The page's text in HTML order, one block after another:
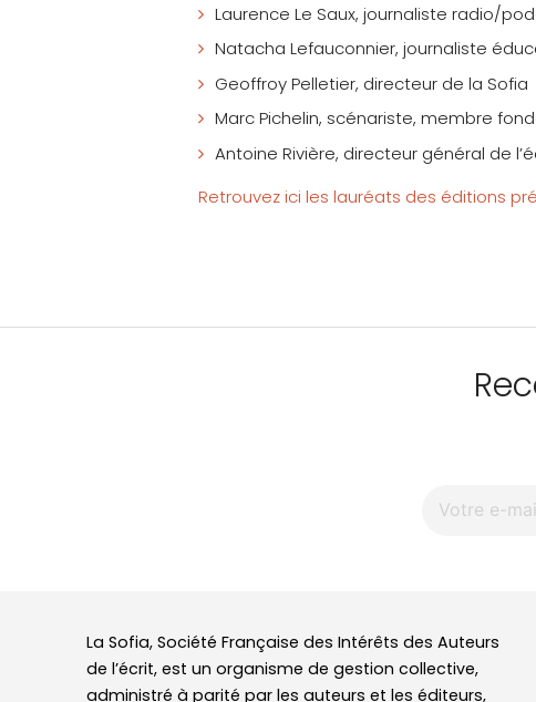
Laurence Le Saux, journaliste radio/
Natacha Lefauconnier, journaliste
Geoffroy Pelletier, directeur de la Sofia
Marc Pichelin, scénariste, membre
Antoine Rivière, directeur général de
Retrouvez ici les lauréats des éditions
La Sofia, Société Française des Intérêts des Auteurs
de l’écrit, est un organisme de gestion collective,
administré à parité par les auteurs et les éditeurs,